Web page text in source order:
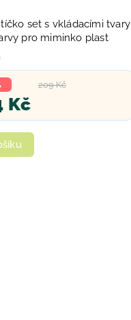
set s vkládacími tvary
pro miminko plast
209 Kč
Kč